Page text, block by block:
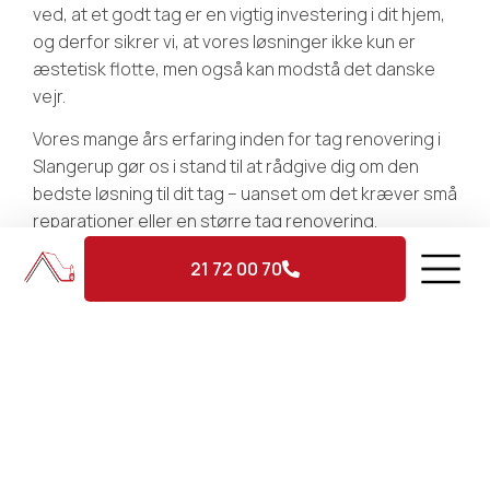
21 72 00 70
ved, at et godt tag er en vigtig investering i dit hjem,
og derfor sikrer vi, at vores løsninger ikke kun er
æstetisk flotte, men også kan modstå det danske
vejr.
Vores mange års erfaring inden for tag renovering i
Slangerup gør os i stand til at rådgive dig om den
bedste løsning til dit tag – uanset om det kræver små
reparationer eller en større tag renovering.
Materialer af høj kvalitet og stor
præcision